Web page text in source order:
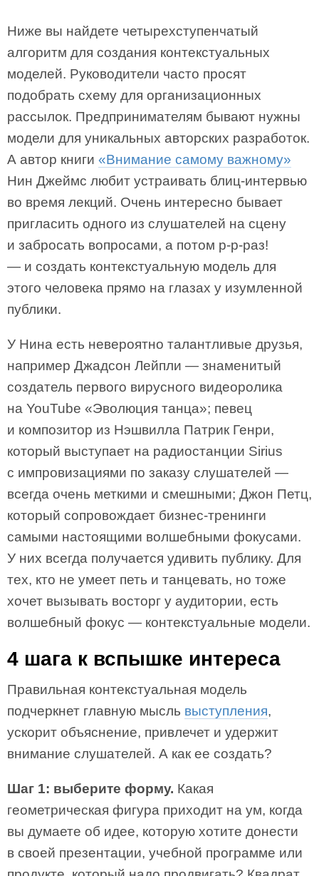
Ниже вы найдете четырехступенчатый
алгоритм для создания контекстуальных
моделей. Руководители часто просят
подобрать схему для организационных
рассылок. Предпринимателям бывают нужны
модели для уникальных авторских разработок.
А автор книги «Внимание самому важному»
Нин Джеймс любит устраивать блиц-интервью
во время лекций. Очень интересно бывает
пригласить одного из слушателей на сцену
и забросать вопросами, а потом р-р-раз!
— и создать контекстуальную модель для
этого человека прямо на глазах у изумленной
публики.
У Нина есть невероятно талантливые друзья,
например Джадсон Лейпли — знаменитый
создатель первого вирусного видеоролика
на YouTube «Эволюция танца»; певец
и композитор из Нэшвилла Патрик Генри,
который выступает на радиостанции Sirius
с импровизациями по заказу слушателей —
всегда очень меткими и смешными; Джон Петц,
который сопровождает бизнес-тренинги
самыми настоящими волшебными фокусами.
У них всегда получается удивить публику. Для
тех, кто не умеет петь и танцевать, но тоже
хочет вызывать восторг у аудитории, есть
волшебный фокус — контекстуальные модели.
4 шага к вспышке интереса
Правильная контекстуальная модель
подчеркнет главную мысль выступления,
ускорит объяснение, привлечет и удержит
внимание слушателей. А как ее создать?
Шаг 1: выберите форму. Какая
геометрическая фигура приходит на ум, когда
вы думаете об идее, которую хотите донести
в своей презентации, учебной программе или